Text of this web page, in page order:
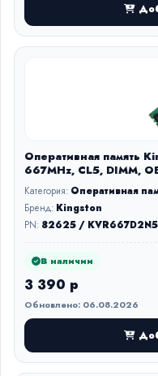
Оперативная память
667MHz, CL5, DIMM,
Категория: Оперативная
Бренд: Kingston
PN: 82625 /
В наличии
3 390 р
Обновлено: 06.08.2026